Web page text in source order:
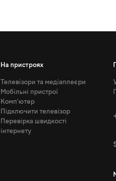
На пристроях
Телевізори та медіаплеєри
Мобільні пристрої
Комп'ютер
Підключити телевізор
Перевірка швидкості
інтернету